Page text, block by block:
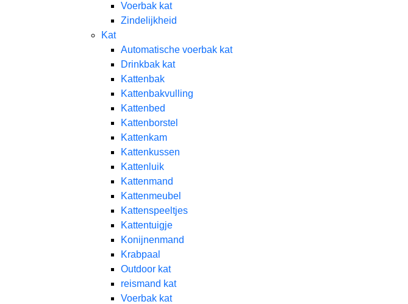
Voerbak kat
Zindelijkheid
Kat
Automatische voerbak kat
Drinkbak kat
Kattenbak
Kattenbakvulling
Kattenbed
Kattenborstel
Kattenkam
Kattenkussen
Kattenluik
Kattenmand
Kattenmeubel
Kattenspeeltjes
Kattentuigje
Konijnenmand
Krabpaal​
Outdoor kat
reismand kat​
Voerbak kat